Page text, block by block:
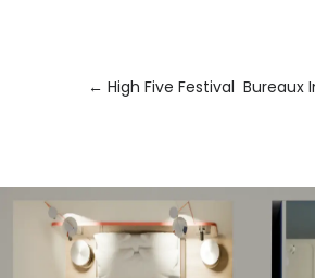
← High Five Festival Bureaux